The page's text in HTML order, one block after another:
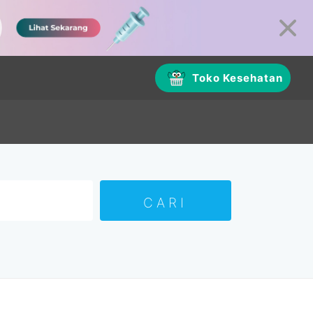
Toko Kesehatan